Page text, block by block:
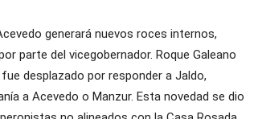
generará nuevos roces internos,
parte del vicegobernador. Roque Galeano
desplazado por responder a Jaldo,
a Acevedo o Manzur. Esta novedad se dio